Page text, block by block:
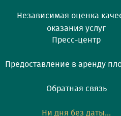
Независимая оценка
оказания услуг
Пресс-центр
Предоставление в аренду
Обратная связь
Ни дня без даты...